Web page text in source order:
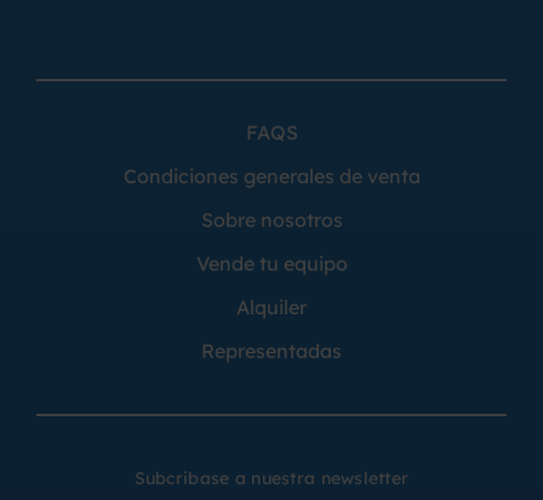
FAQS
Condiciones generales de venta
Sobre nosotros
Vende tu equipo
Alquiler
Representadas
Subcribase a nuestra newsletter